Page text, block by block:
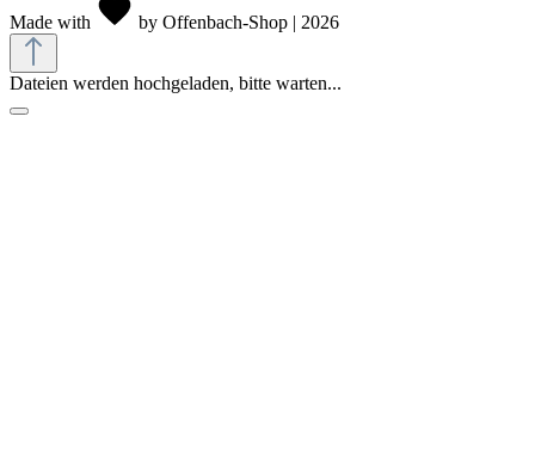
Made with by Offenbach-Shop | 2026
Dateien werden hochgeladen, bitte warten...